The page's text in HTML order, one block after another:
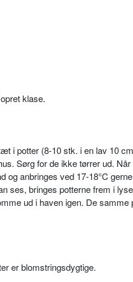
klase.
i potter (8-10 stk. i en lav 10
Sørg for de ikke tørrer ud. Når
og anbringes ved 17-18°C
ses, bringes potterne frem i
ud i haven igen. De samme
er blomstringsdygtige.